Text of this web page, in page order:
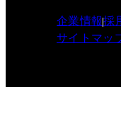
企業情報採
サイトマッ